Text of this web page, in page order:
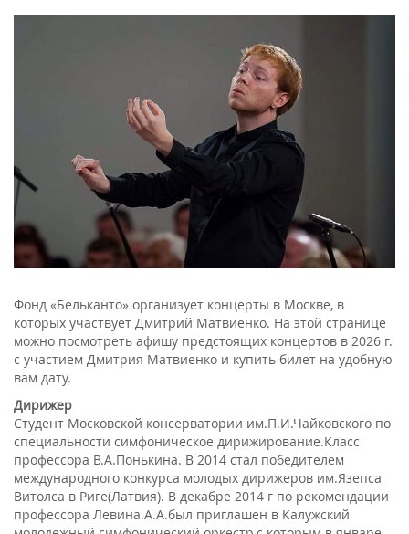
Фонд «Бельканто» организует концерты в Москве, в
которых участвует Дмитрий Матвиенко. На этой странице
можно посмотреть афишу предстоящих концертов в 2026 г.
с участием Дмитрия Матвиенко и купить билет на удобную
вам дату.
Дирижер
Студент Московской консерватории им.П.И.Чайковского по
специальности симфоническое дирижирование.Класс
профессора В.А.Понькина. В 2014 стал победителем
международного конкурса молодых дирижеров им.Язепса
Витолса в Риге(Латвия). В декабре 2014 г по рекомендации
профессора Левина.А.А.был приглашен в Калужский